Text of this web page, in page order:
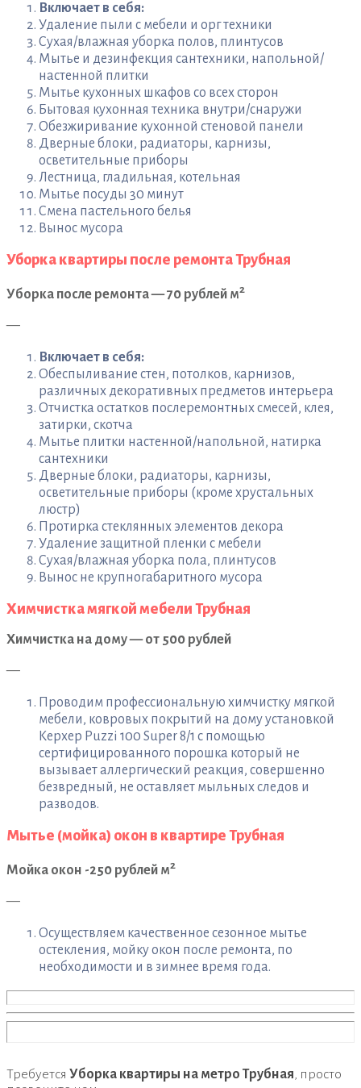
Включает в себя:
Удаление пыли с мебели и орг техники
Сухая/влажная уборка полов, плинтусов
Мытье и дезинфекция сантехники, напольной/
настенной плитки
Мытье кухонных шкафов со всех сторон
Бытовая кухонная техника внутри/снаружи
Обезжиривание кухонной стеновой панели
Дверные блоки, радиаторы, карнизы,
осветительные приборы
Лестница, гладильная, котельная
Мытье посуды 30 минут
Смена пастельного белья
Вынос мусора
Уборка квартиры после ремонта Трубная
Уборка после ремонта — 70 рублей м2
—
Включает в себя:
Обеспыливание стен, потолков, карнизов,
различных декоративных предметов интерьера
Отчистка остатков послеремонтных смесей, клея,
затирки, скотча
Мытье плитки настенной/напольной, натирка
сантехники
Дверные блоки, радиаторы, карнизы,
осветительные приборы (кроме хрустальных
люстр)
Протирка стеклянных элементов декора
Удаление защитной пленки с мебели
Сухая/влажная уборка пола, плинтусов
Вынос не крупногабаритного мусора
Химчистка мягкой мебели Трубная
Химчистка на дому — от 500 рублей
—
Проводим профессиональную химчистку мягкой
мебели, ковровых покрытий на дому установкой
Керхер Puzzi 100 Super 8/1 с помощью
сертифицированного порошка который не
вызывает аллергический реакция, совершенно
безвредный, не оставляет мыльных следов и
разводов.
Мытье (мойка) окон в квартире Трубная
Мойка окон -250 рублей м2
—
Осуществляем качественное сезонное мытье
остекления, мойку окон после ремонта, по
необходимости и в зимнее время года.
Требуется Уборка квартиры на метро Трубная, просто